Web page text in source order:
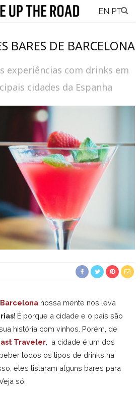
BARES DE BARCELONA
experiências com drinks em
cidades da Espanha
Barcelona nossa mente nos leva
! É porque a cidade e o país são
história com vinhos. Porém, de
Traveler , a cidade é um dos
todos os tipos de drinks na
eles listaram alguns bares para
só:
EN PT